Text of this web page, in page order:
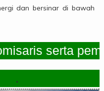
dan bersinar di bawah
serta